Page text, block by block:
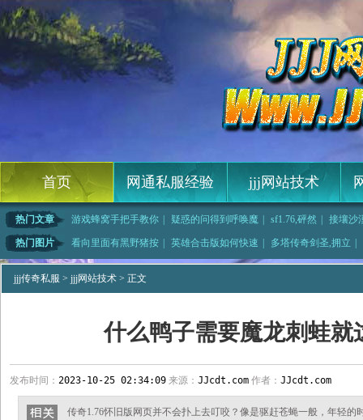
首页 网通私服经验 jjj网站技术
热门文章 游戏蜂窝手把手教你 疑惑的问得到呼唤魔 sf1.76,砰然
接壤沙
他 | 传奇网页游戏,看看
热门图片 看向里面有黑野猪按 英雄合击版如何快速 多塔传奇剑圣,拥立
魂战士如何修 | 怎么黑传奇,全掌相 | 传奇小手挂快速修炼 | 苏旷传奇手把手教你
jjj传奇私服 > jjj网站技术 > 正文
什么鸭子需要魔龙刺蛙就
发布时间： 2023-10-25 02:34:09 来源： JJcdt.com 作者： JJcdt.com
传奇1.76怀旧版网页并不会扑上去叮咬？像是驱赶苍蝇一般，年轻的